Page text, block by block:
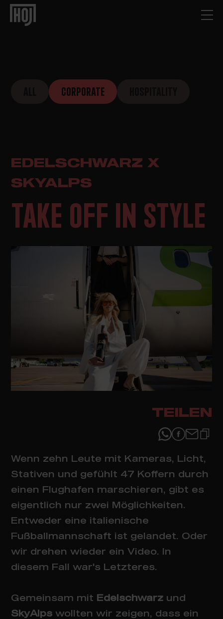
CORPORATE
EDELSCHWARZ X
SKYALPS
TAKE OFF IN STYLE
TEILEN
Wenn zehn Leute mit Kameras, Licht,
Stativen und gefühlt 47 Koffern durch
einen Flughafen marschieren, gibt es
eigentlich nur zwei Möglichkeiten.
Entweder eine italienische
Fußballmannschaft ist gelandet. Oder
wir drehen wieder ein Video. In
diesem Fall war's Letzteres.
Gemeinsam mit Edelschwarz und
SkyAlps wollten wir zeigen, dass ein